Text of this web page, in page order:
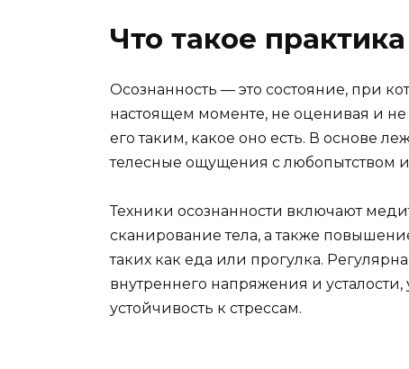
Что такое
Осознанность — это состояние, при
настоящем моменте, не оценивая и
его таким, какое оно есть. В основе
телесные ощущения с любопытством
Техники осознанности включают
сканирование тела, а также
таких как еда или прогулка.
внутреннего напряжения и
устойчивость к стрессам.